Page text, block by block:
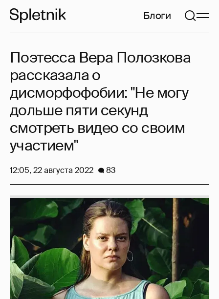
Блоги
Поэтесса Вера Полозкова
рассказала о
дисморфофобии: "Не могу
дольше пяти секунд
смотреть видео со своим
участием"
12:05, 22 августа 2022 83